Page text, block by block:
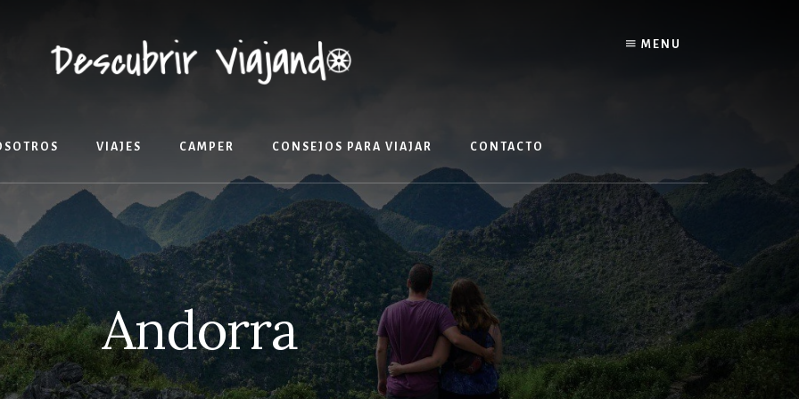
MENU
VIAJES CAMPER CONSEJOS PARA VIAJAR CONTACTO
Andorra